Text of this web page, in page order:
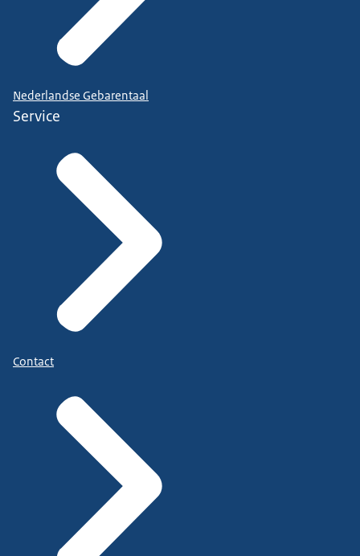
Nederlandse Gebarentaal
Service
Contact